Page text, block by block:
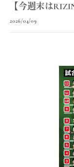
【今週末は
2026/04/09